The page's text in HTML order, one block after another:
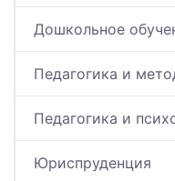
Дошкольное
Педагогика и
Педагогика и
Юриспруденция